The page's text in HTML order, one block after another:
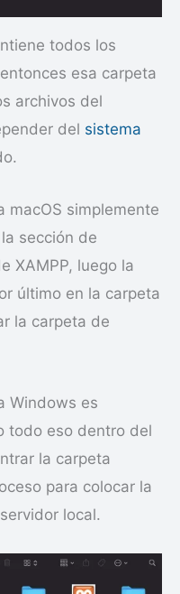
todos los
esa carpeta
archivos del
del sistema
macOS simplemente
sección de
XAMPP, luego la
último en la carpeta
la carpeta de
Windows es
todo eso dentro del
la carpeta
para colocar la
local.